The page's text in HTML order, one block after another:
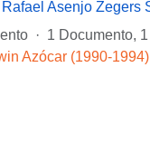
· 1 Documento,
Azócar (1990-1994)